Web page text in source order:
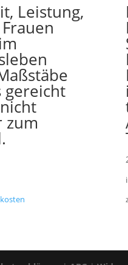
Leistung,
gereicht
zum